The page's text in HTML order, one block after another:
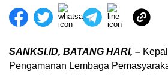
SANKSI.ID, BATANG HARI, –
Pengamanan Lembaga